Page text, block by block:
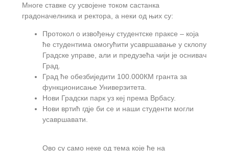
Многе ставке су усвојене током састанка
градоначелника и ректора, а неки од њих су:
Протокол о извођењу студентске праксе – која
ће студентима омогућити усавршавање у склопу
Градске управе, али и предузећа чији је оснивач
Град.
Град ће обезбиједити 100.000КМ гранта за
функционисање Универзитета.
Нови Градски парк уз кеј према Врбасу.
Нови вртић гдје би се и наши студенти могли
усавршавати.
Ово су само неке од тема које ће на